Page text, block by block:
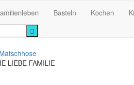
Basteln Kochen
LIEBE FAMILIE